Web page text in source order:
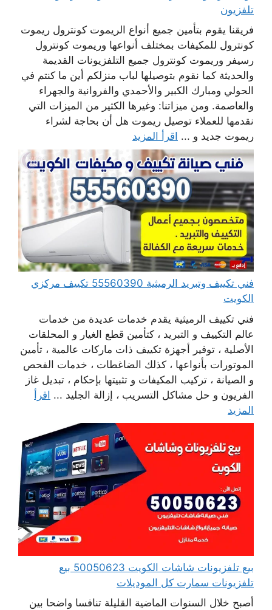
تلفزيون
فريقنا يقوم بتأمين جميع أنواع الريموت كونترول ريموت
كونترول للمكيفات بمختلف أنواعها وريموت كونترول
رسيفر وريموت كونترول جميع التلفزيونات القديمة
والحديثة كما نقوم بتوصيلها لباب منزلكم أين ما كنتم في
الحولي ومبارك الكبير والأحمدي والفروانية والجهراء
والعاصمة. ومن ميزاتنا: وغيرها الكثير من الميزات التي
نقدمها للعملاء توصيل ريموت هل أن بحاجة لشراء
ريموت جديد و ... اقرأ المزيد
فني تكييف وتبريد الرميثية 55560390 تكييف مركزي
الكويت
فني تكييف الرميثية يقدم خدمات عديدة من خدمات
عالم التكييف و التبريد ، كتأمين قطع الغيار و المحلقات
الأصلية ، توفير أجهزة تكييف ذات ماركات عالمية ، تأمين
الموتورات بأنواعها ، كذلك الضاغطات ، خدمات الفحص
و الصيانة ، تركيب المكيفات و تثبيتها بإحكام ، تبديل غاز
الفريون و حل مشاكل التسريب ، إزالة الجليد ... اقرأ
المزيد
بيع تلفزيونات شاشات الكويت 50050623 بيع
تلفزيونات سمارت كل الموديلات
أصبح خلال السنوات الماضية القليلة تنافسا واضحا بين